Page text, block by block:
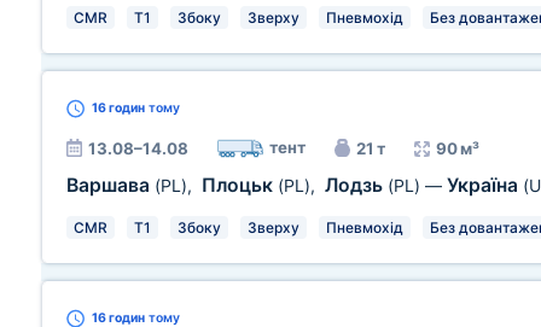
CMR T1 Збоку Зверху Пневмохід Без
16 годин тому
13.08–14.08 тент 21 т 90 м³
Варшава (PL), Плоцьк (PL), Лодзь (PL) — Україна
CMR T1 Збоку Зверху Пневмохід Без
16 годин тому